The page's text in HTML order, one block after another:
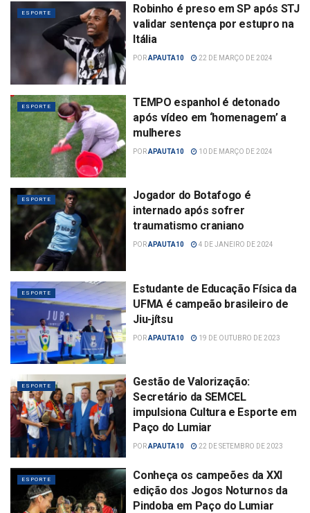
ESPORTE
Robinho é preso em SP após STJ
validar sentença por estupro na
Itália
PORAPAUTA10 22 DE MARÇO DE 2024
ESPORTE
TEMPO espanhol é detonado
após vídeo em ‘homenagem’ a
mulheres
PORAPAUTA10 10 DE MARÇO DE 2024
ESPORTE
Jogador do Botafogo é
internado após sofrer
traumatismo craniano
PORAPAUTA10 4 DE JANEIRO DE 2024
ESPORTE
Estudante de Educação Física da
UFMA é campeão brasileiro de
Jiu-jítsu
PORAPAUTA10 19 DE OUTUBRO DE 2023
ESPORTE
Gestão de Valorização:
Secretário da SEMCEL
impulsiona Cultura e Esporte em
Paço do Lumiar
PORAPAUTA10 22 DE SETEMBRO DE 2023
ESPORTE
Conheça os campeões da XXI
edição dos Jogos Noturnos da
Pindoba em Paço do Lumiar